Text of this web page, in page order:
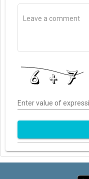
Enter value of